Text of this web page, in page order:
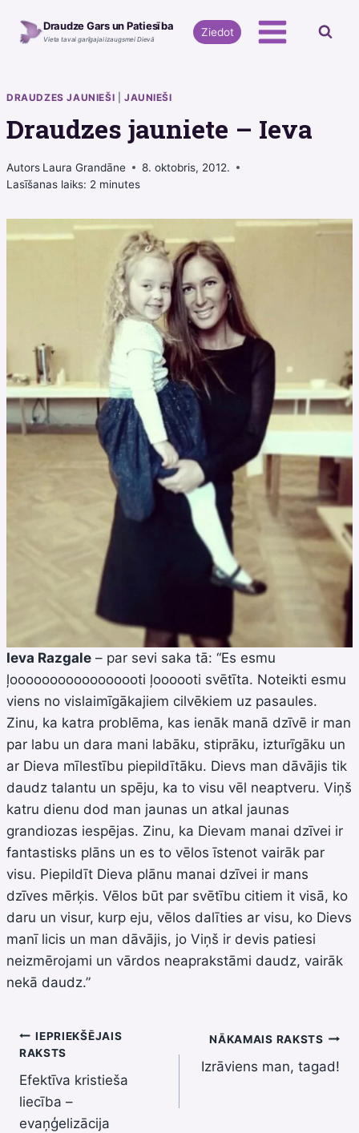
Draudze Gars un Patiesība
Vieta tavai garīgajai izaugsmei Dievā
Ziedot
DRAUDZES JAUNIEŠI JAUNIEŠI
Draudzes jauniete – Ieva
Autors Laura Grandāne
8. oktobris, 2012.
Lasīšanas laiks: 2 minutes
Ieva Razgale – par sevi saka tā: “Es esmu
ļooooooooooooooooti ļoooooti svētīta. Noteikti esmu
viens no vislaimīgākajiem cilvēkiem uz pasaules.
Zinu, ka katra problēma, kas ienāk manā dzīvē ir man
par labu un dara mani labāku, stiprāku, izturīgāku un
ar Dieva mīlestību piepildītāku. Dievs man dāvājis tik
daudz talantu un spēju, ka to visu vēl neaptveru. Viņš
katru dienu dod man jaunas un atkal jaunas
grandiozas iespējas. Zinu, ka Dievam manai dzīvei ir
fantastisks plāns un es to vēlos īstenot vairāk par
visu. Piepildīt Dieva plānu manai dzīvei ir mans
dzīves mērķis. Vēlos būt par svētību citiem it visā, ko
daru un visur, kurp eju, vēlos dalīties ar visu, ko Dievs
manī licis un man dāvājis, jo Viņš ir devis patiesi
neizmērojami un vārdos neaprakstāmi daudz, vairāk
nekā daudz.”
Ziņu
izvēlne
IEPRIEKŠĒJAIS
RAKSTS
Efektīva kristieša
liecība –
evaņģelizācija
NĀKAMAIS RAKSTS
Izrāviens man, tagad!